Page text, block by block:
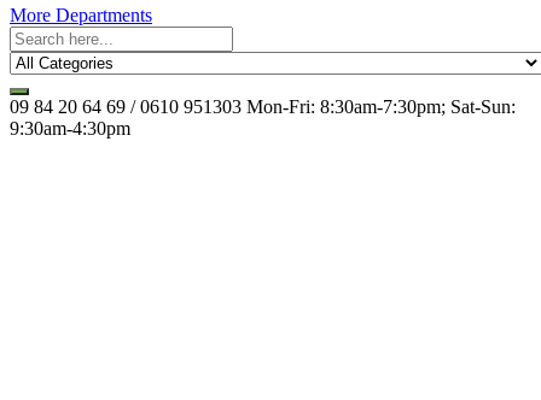
More Departments
09 84 20 64 69 / 0610 951303 Mon-Fri: 8:30am-7:30pm; Sat-Sun:
9:30am-4:30pm